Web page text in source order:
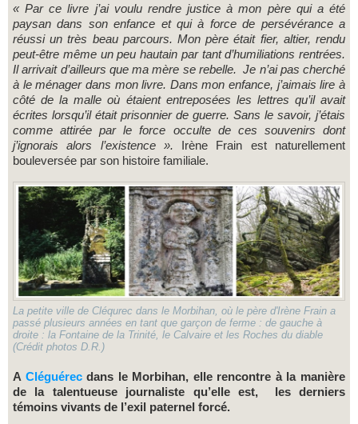
« Par ce livre j’ai voulu rendre justice à mon père qui a été
paysan dans son enfance et qui à force de persévérance a
réussi un très beau parcours. Mon père était fier, altier, rendu
peut-être même un peu hautain par tant d’humiliations rentrées.
Il arrivait d’ailleurs que ma mère se rebelle. Je n’ai pas cherché
à le ménager dans mon livre. Dans mon enfance, j’aimais lire à
côté de la malle où étaient entreposées les lettres qu’il avait
écrites lorsqu’il était prisonnier de guerre. Sans le savoir, j’étais
comme attirée par le force occulte de ces souvenirs dont
j’ignorais alors l’existence ». Irène Frain est naturellement
bouleversée par son histoire familiale.
La petite ville de Cléqurec dans le Morbihan, où le père d'Irène Frain a
passé plusieurs années en tant que garçon de ferme : de gauche à
droite : la Fontaine de la Trinité, le Calvaire et les Roches du diable
(Crédit photos D.R.)
A Cléguérecdans le Morbihan, elle rencontre à la manière
de la talentueuse journaliste qu’elle est, les derniers
témoins vivants de l’exil paternel forcé.